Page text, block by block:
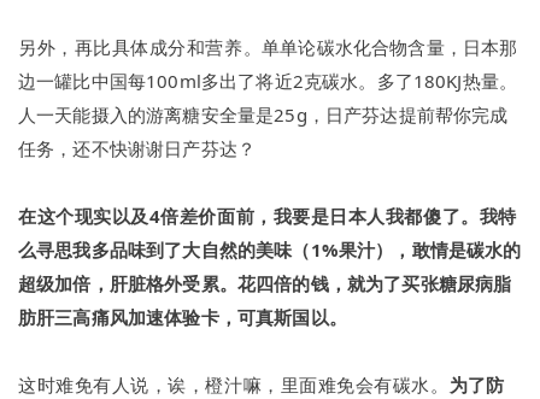
另外，再比具体成分和营养。单单论碳水化合物含量，日本那
边一罐比中国每100ml多出了将近2克碳水。 多了180KJ热量。
人一天能摄入的游离糖安全量是25g，日产芬达提前帮你完成
任务，还不快谢谢日产芬达？
在这个现实以及4倍差价面前，我要是日本人我都傻了。 我特
么寻思我多品味到了大自然的美味（1%果汁），敢情是碳水的
超级加倍，肝脏格外受累。 花四倍的钱，就为了买张糖尿病脂
肪肝三高痛风加速体验卡，可真斯国以。
这时难免有人说，诶，橙汁嘛，里面难免会有碳水。 为了防